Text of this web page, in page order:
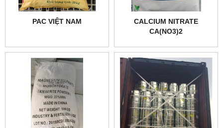
PAC VIỆT NAM
CALCIUM NITRATE
CA(NO3)2